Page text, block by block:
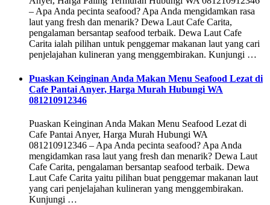
– Apa Anda pecinta seafood? Apa Anda mengidamkan rasa
laut yang fresh dan menarik? Dewa Laut Cafe Carita,
pengalaman bersantap seafood terbaik. Dewa Laut Cafe
Carita ialah pilihan untuk penggemar makanan laut yang cari
penjelajahan kulineran yang menggembirakan. Kunjungi …
Puaskan Keinginan Anda Makan Menu Seafood Lezat di
Cafe Pantai Anyer, Harga Murah Hubungi WA
081210912346
Puaskan Keinginan Anda Makan Menu Seafood Lezat di
Cafe Pantai Anyer, Harga Murah Hubungi WA
081210912346 – Apa Anda pecinta seafood? Apa Anda
mengidamkan rasa laut yang fresh dan menarik? Dewa Laut
Cafe Carita, pengalaman bersantap seafood terbaik. Dewa
Laut Cafe Carita yaitu pilihan buat penggemar makanan laut
yang cari penjelajahan kulineran yang menggembirakan.
Kunjungi …